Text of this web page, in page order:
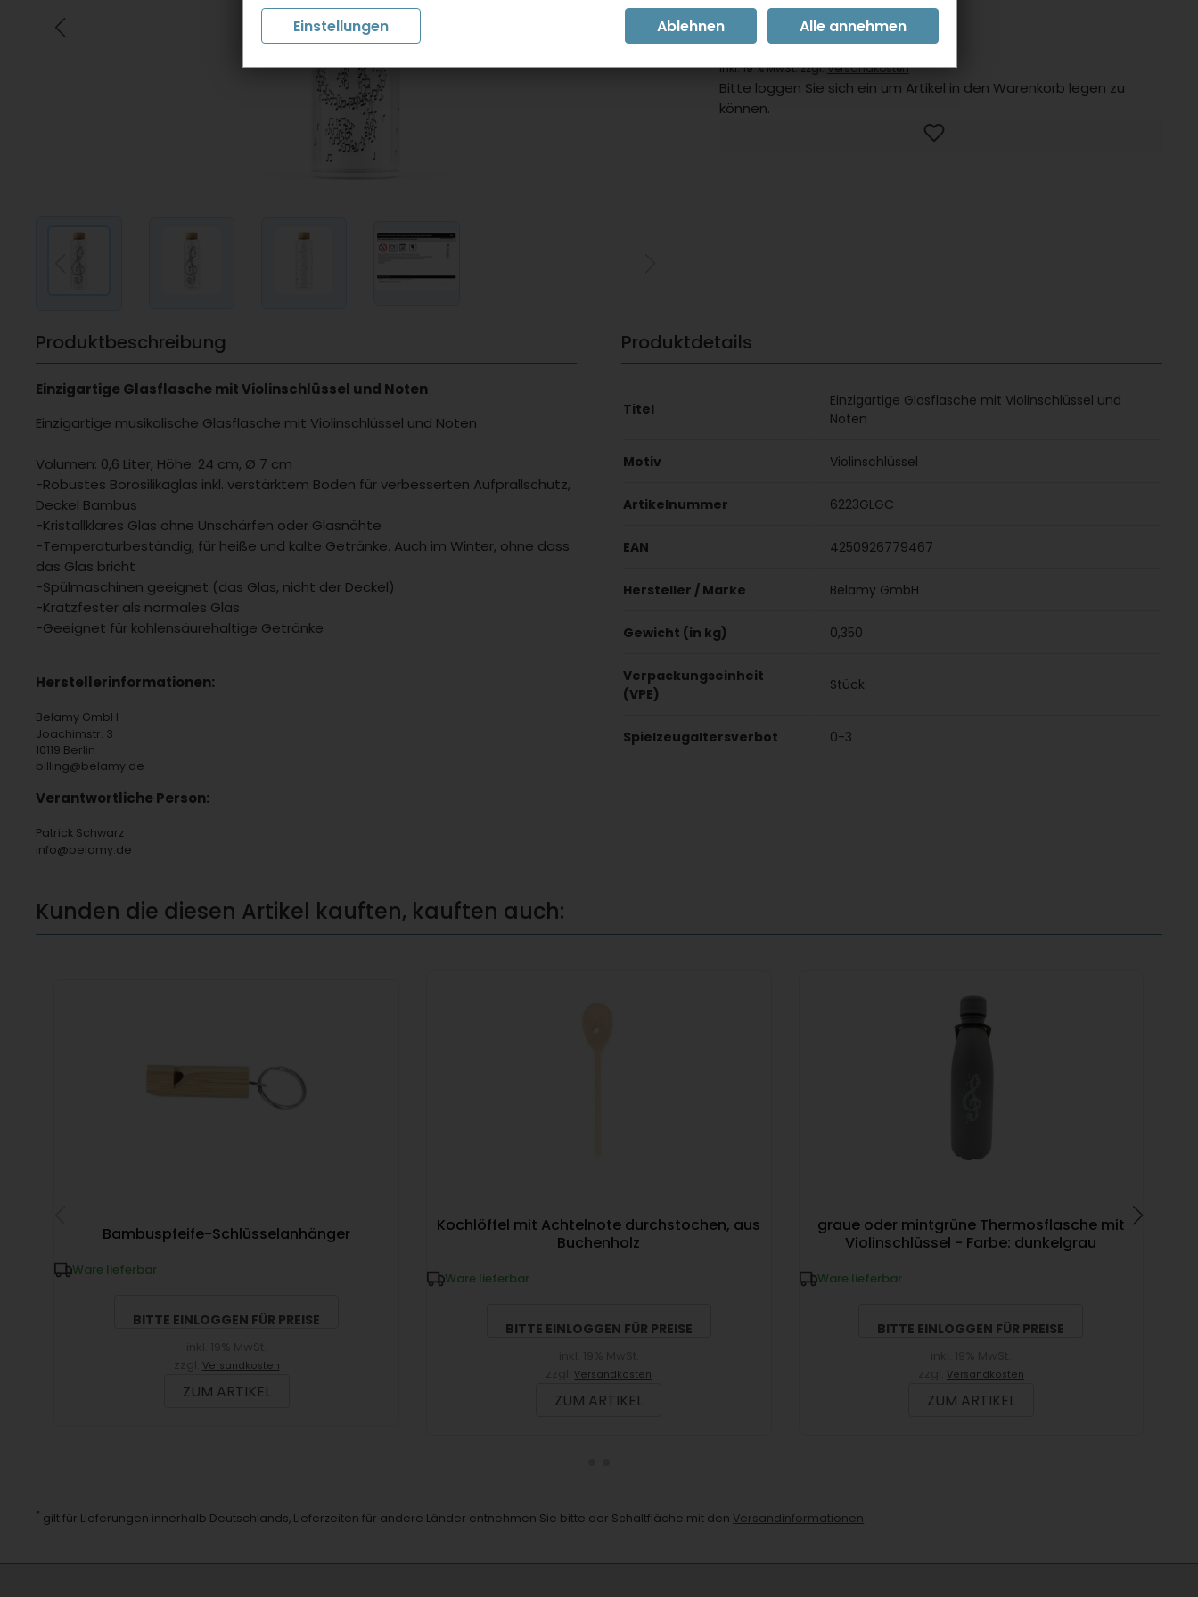
BITTE EINLOGGEN FÜR PREISE
inkl. 19 % MwSt. zzgl.Versandkosten
Bitte loggen Sie sich ein um Artikel in den Warenkorb legen zu
können.
Produktbeschreibung
Einzigartige Glasflasche mit Violinschlüssel und Noten
Einzigartige musikalische Glasflasche mit Violinschlüssel und Noten
Volumen: 0,6 Liter, Höhe: 24 cm, Ø 7 cm
-Robustes Borosilikaglas inkl. verstärktem Boden für verbesserten Aufprallschutz,
Deckel Bambus
-Kristallklares Glas ohne Unschärfen oder Glasnähte
-Temperaturbeständig, für heiße und kalte Getränke. Auch im Winter, ohne dass
das Glas bricht
-Spülmaschinen geeignet (das Glas, nicht der Deckel)
-Kratzfester als normales Glas
-Geeignet für kohlensäurehaltige Getränke
Herstellerinformationen:
Belamy GmbH
Joachimstr. 3
10119 Berlin
billing@belamy.de
Verantwortliche Person:
Patrick Schwarz
info@belamy.de
Produktdetails
Titel
Einzigartige Glasflasche mit Violinschlüssel und
Noten
Motiv Violinschlüssel
Artikelnummer 6223GLGC
EAN 4250926779467
Hersteller / Marke Belamy GmbH
Gewicht (in kg) 0,350
Verpackungseinheit
(VPE)
Stück
Spielzeugaltersverbot 0-3
Kunden die diesen Artikel kauften, kauften auch:
Bambuspfeife-Schlüsselanhänger
Ware lieferbar
BITTE EINLOGGEN FÜR PREISE
Versandkosten
ZUM ARTIKEL
Kochlöffel mit Achtelnote durchstochen, aus
Buchenholz
Ware lieferbar
BITTE EINLOGGEN FÜR PREISE
Versandkosten
ZUM ARTIKEL
graue oder mintgrüne Thermosflasche mit
Violinschlüssel - Farbe: dunkelgrau
Ware lieferbar
BITTE EINLOGGEN FÜR PREISE
Versandkosten
ZUM ARTIKEL
* gilt für Lieferungen innerhalb Deutschlands, Lieferzeiten für andere Länder entnehmen Sie bitte der Schaltfläche mit den Versandinformationen
Einstellungen